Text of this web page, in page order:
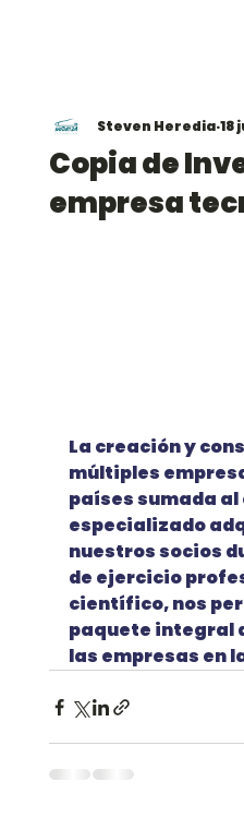
Copia de
empresa
Steven Heredia 18
La creación y
múltiples
países sumada
especializado
nuestros socios
de ejercicio
científico, nos
paquete integral
las empresas en